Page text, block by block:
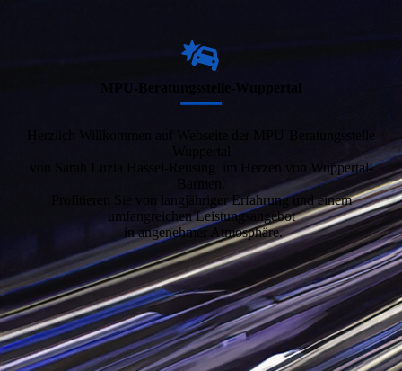
MPU-Beratungs­stelle-Wuppertal
Herzlich Willkommen auf Webseite der MPU-Beratungsstelle
von Sarah Luzia Hassel-Reusing im Herzen von Wuppertal-
Barmen.
Profitieren Sie von langjähriger Erfahrung und einem
umfangreichen Leistungsangebot
in angenehmer Atmosphäre.